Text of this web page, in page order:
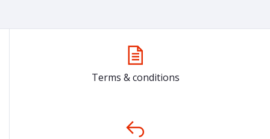
Terms & conditions